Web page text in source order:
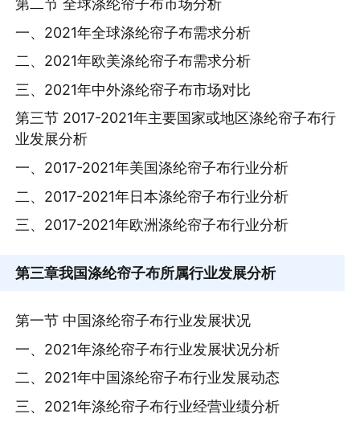
第二节 全球涤纶帘子布市场分析
一、2021年全球涤纶帘子布需求分析
二、2021年欧美涤纶帘子布需求分析
三、2021年中外涤纶帘子布市场对比
第三节 2017-2021年主要国家或地区涤纶帘子布行
业发展分析
一、2017-2021年美国涤纶帘子布行业分析
二、2017-2021年日本涤纶帘子布行业分析
三、2017-2021年欧洲涤纶帘子布行业分析
第三章我国涤纶帘子布所属行业发展分析
第一节 中国涤纶帘子布行业发展状况
一、2021年涤纶帘子布行业发展状况分析
二、2021年中国涤纶帘子布行业发展动态
三、2021年涤纶帘子布行业经营业绩分析